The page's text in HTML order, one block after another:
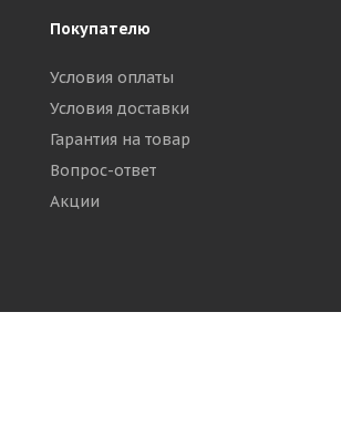
Покупателю
Условия оплаты
Условия доставки
Гарантия на товар
Вопрос-ответ
Акции